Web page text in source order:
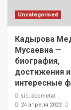
Uncategorised
Кадырова
Мусаевна —
биография,
достижения и
интересные
sib_ecometal
24 апреля 2022